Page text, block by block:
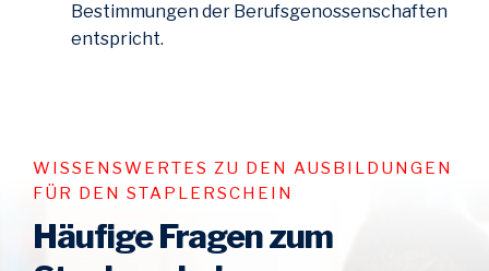
Bestimmungen der Berufsgenossenschaften
entspricht.
WISSENSWERTES ZU DEN AUSBILDUNGEN
FÜR DEN STAPLERSCHEIN
Häufige Fragen zum